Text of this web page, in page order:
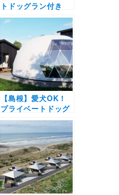
トドッグラン付き
「ビワフロント彦
根」8月20日オープ
ン！12棟中9棟のヴ
ィラが愛犬同伴OK
で温泉浴場棟も
【島根】愛犬OK！
プライベートドッグ
ラン付き「出雲グラ
ンピングREUNA -レ
ウナ-」2022年3月に
オープン！＜予約開
始＞